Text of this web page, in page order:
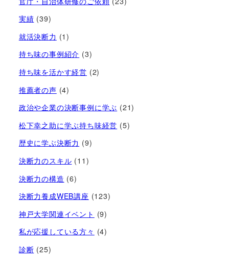
実績 (39)
就活決断力 (1)
持ち味の事例紹介 (3)
持ち味を活かす経営​ (2)
推薦者の声 (4)
政治や企業の決断事例に学ぶ (21)
松下幸之助に学ぶ持ち味経営 (5)
歴史に学ぶ決断力 (9)
決断力のスキル (11)
決断力の構造 (6)
決断力養成WEB講座 (123)
神戸大学関連イベント (9)
私が応援している方々 (4)
診断 (25)